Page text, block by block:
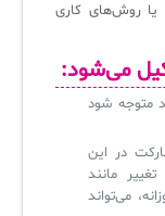
یا روش‌های کاری
متوجه شود
در این
مانند
می‌تواند